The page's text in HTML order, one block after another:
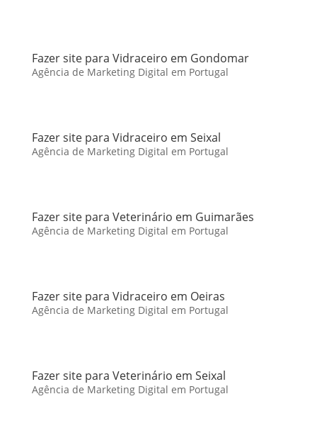
Fazer site para Vidraceiro em Gondomar
Agência de Marketing Digital em Portugal
Fazer site para Vidraceiro em Seixal
Agência de Marketing Digital em Portugal
Fazer site para Veterinário em Guimarães
Agência de Marketing Digital em Portugal
Fazer site para Vidraceiro em Oeiras
Agência de Marketing Digital em Portugal
Fazer site para Veterinário em Seixal
Agência de Marketing Digital em Portugal